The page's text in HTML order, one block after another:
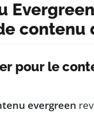
contenu
pour le
evergreen